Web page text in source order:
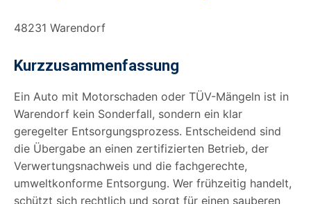
48231 Warendorf
Kurzzusammenfassung
Ein Auto mit Motorschaden oder TÜV-Mängeln ist in
Warendorf kein Sonderfall, sondern ein klar
geregelter Entsorgungsprozess. Entscheidend sind
die Übergabe an einen zertifizierten Betrieb, der
Verwertungsnachweis und die fachgerechte,
umweltkonforme Entsorgung. Wer frühzeitig handelt,
schützt sich rechtlich und sorgt für einen sauberen